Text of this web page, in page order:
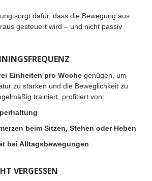
sorgt dafür, dass die Bewegung aus
gesteuert wird – und nicht passiv
Einheiten pro Woche genügen, um
zu stärken und die Beweglichkeit zu
trainiert, profitiert von:
beim Sitzen, Stehen oder Heben
bei Alltagsbewegungen
VERGESSEN